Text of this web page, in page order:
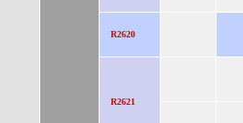
R2620
R2621